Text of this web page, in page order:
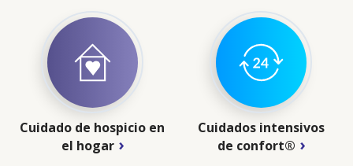
Cuidado de hospicio en
el hogar
Cuidados intensivos
de confort®